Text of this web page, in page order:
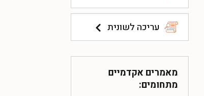
עריכה לשונית
מאמרים אקדמיים
מתחומים: